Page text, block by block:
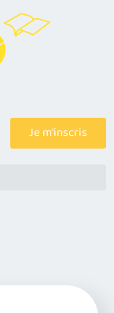
Je m’inscris